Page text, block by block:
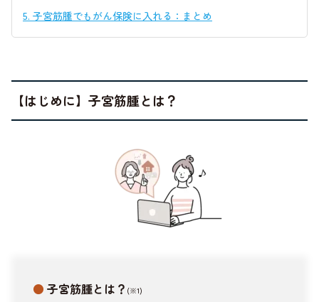
5. 子宮筋腫でもがん保険に入れる：まとめ
【はじめに】子宮筋腫とは？
● 子宮筋腫とは？ (※1)